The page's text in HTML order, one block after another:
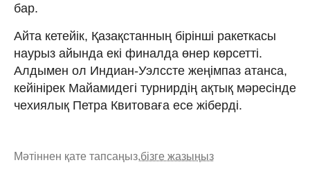
бар.
Айта кетейік, Қазақстанның бірінші ракеткасы
наурыз айында екі финалда өнер көрсетті.
Алдымен ол Индиан-Уэлссте жеңімпаз атанса,
кейінірек Майамидегі турнирдің ақтық мәресінде
чехиялық Петра Квитоваға есе жіберді.
Мәтіннен қате тапсаңыз,бізге жазыңыз